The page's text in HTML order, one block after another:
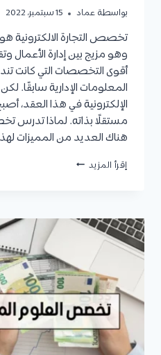
بواسطة عماد 15 سبتمبر، 2022
تخصص التجارة الالكترونية
وهو مزيج بين إدارة الأعمال
أقوى التخصصات التي
المعلومات الإدارية سابقًا.
الإلكترونية في هذا
مستقلًا بذاته. لماذا تدرس
هناك العديد من المميزات
إقرأ المزيد تخصص
الأنواع
،
،
مواد
التخصص
،
الوظائف
،
الرواتب